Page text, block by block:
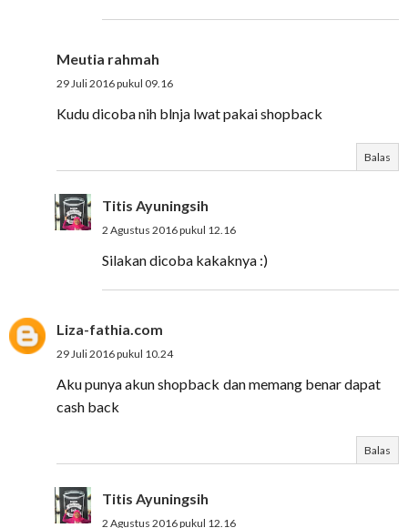
Meutia rahmah
29 Juli 2016 pukul 09.16
Kudu dicoba nih blnja lwat pakai shopback
Balas
Titis Ayuningsih
2 Agustus 2016 pukul 12.16
Silakan dicoba kakaknya :)
Liza-fathia.com
29 Juli 2016 pukul 10.24
Aku punya akun shopback dan memang benar dapat
cash back
Balas
Titis Ayuningsih
2 Agustus 2016 pukul 12.16